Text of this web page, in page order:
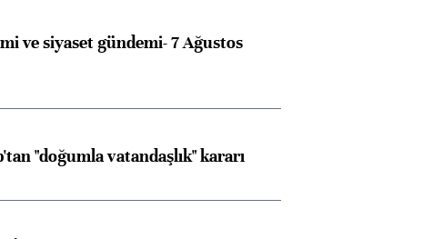
ve siyaset gündemi- 7 Ağustos
"doğumla vatandaşlık" kararı